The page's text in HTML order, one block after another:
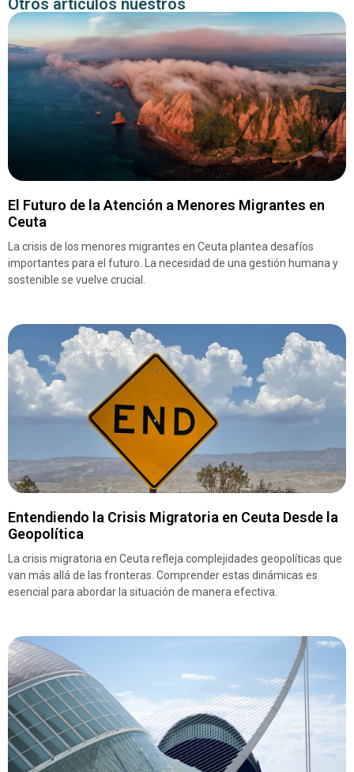
El Futuro de la Atención a Menores Migrantes en
Ceuta
La crisis de los menores migrantes en Ceuta plantea desafíos
importantes para el futuro. La necesidad de una gestión humana y
sostenible se vuelve crucial.
Entendiendo la Crisis Migratoria en Ceuta Desde la
Geopolítica
La crisis migratoria en Ceuta refleja complejidades geopolíticas que
van más allá de las fronteras. Comprender estas dinámicas es
esencial para abordar la situación de manera efectiva.